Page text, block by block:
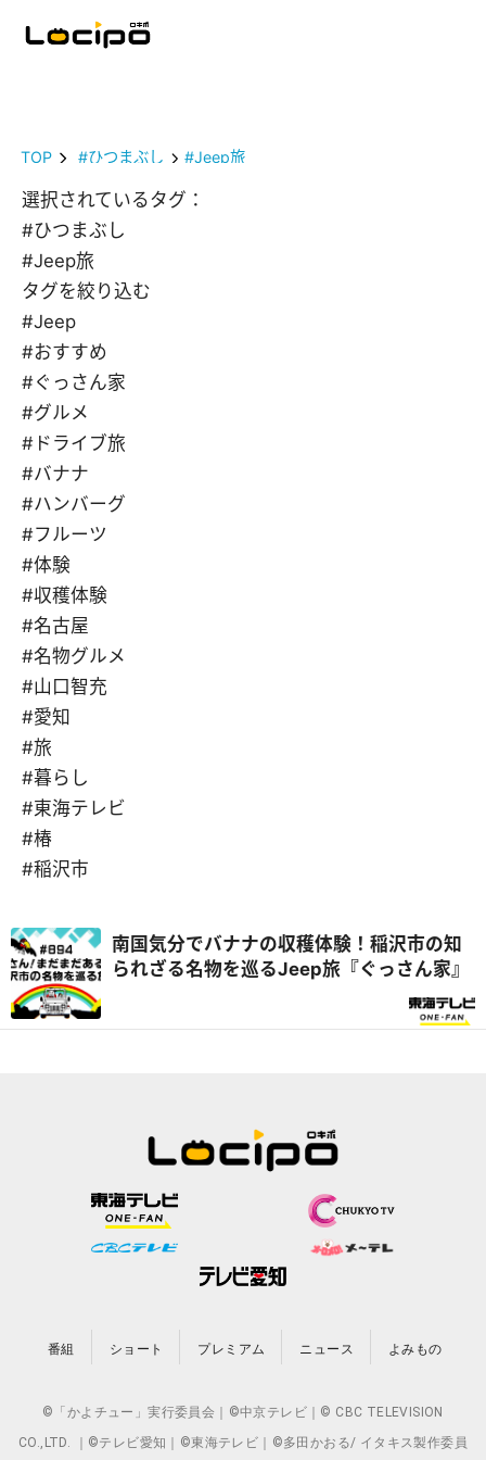
TOP #ひつまぶし #Jeep旅
選択されているタグ：
#ひつまぶし
#Jeep旅
タグを絞り込む
#Jeep
#おすすめ
#ぐっさん家
#グルメ
#ドライブ旅
#バナナ
#ハンバーグ
#フルーツ
#体験
#収穫体験
#名古屋
#名物グルメ
#山口智充
#愛知
#旅
#暮らし
#東海テレビ
#椿
#稲沢市
南国気分でバナナの収穫体験！稲沢市の知
られざる名物を巡るJeep旅『ぐっさん家』
番組 ショート プレミアム ニュース よみもの
©「かよチュー」実行委員会｜©中京テレビ｜© CBC TELEVISION
CO.,LTD. ｜©テレビ愛知｜©東海テレビ｜©多田かおる/ イタキス製作委員